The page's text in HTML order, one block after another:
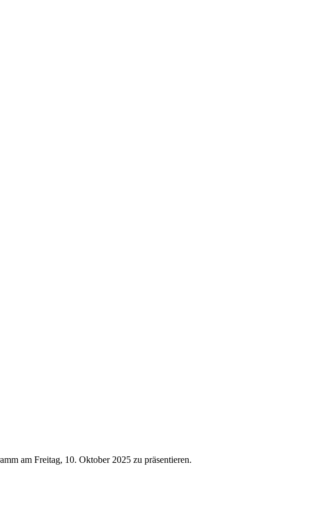
am Freitag, 10. Oktober 2025 zu präsentieren.